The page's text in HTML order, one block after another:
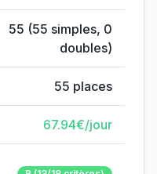
55 (55 simples, 0
doubles)
55 places
67.94€/jour